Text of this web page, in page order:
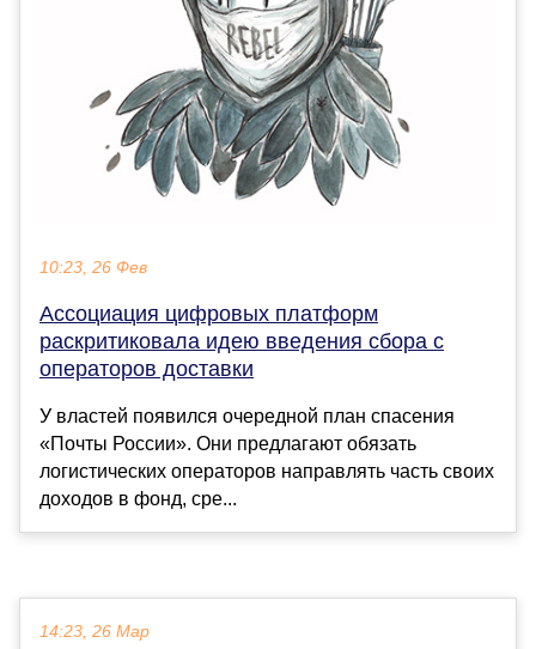
10:23, 26 Фев
Ассоциация цифровых платформ
раскритиковала идею введения сбора с
операторов доставки
У властей появился очередной план спасения
«Почты России». Они предлагают обязать
логистических операторов направлять часть своих
доходов в фонд, сре...
14:23, 26 Мар